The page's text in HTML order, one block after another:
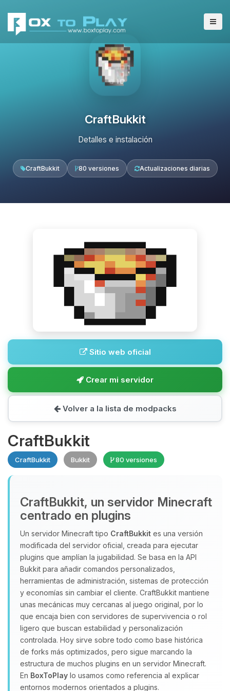
CraftBukkit
Detalles e instalación
CraftBukkit 80 versiones Actualizaciones diarias
Sitio web oficial
Crear mi servidor
Volver a la lista de modpacks
CraftBukkit
CraftBukkit Bukkit 80 versiones
CraftBukkit, un servidor Minecraft
centrado en plugins
Un servidor Minecraft tipo CraftBukkit es una versión
modificada del servidor oficial, creada para ejecutar
plugins que amplían la jugabilidad. Se basa en la API
Bukkit para añadir comandos personalizados,
herramientas de administración, sistemas de protección
y economías sin cambiar el cliente. CraftBukkit mantiene
unas mecánicas muy cercanas al juego original, por lo
que encaja bien con servidores de supervivencia o rol
ligero que buscan estabilidad y personalización
controlada. Hoy sirve sobre todo como base histórica
de forks más optimizados, pero sigue marcando la
estructura de muchos plugins en un servidor Minecraft.
En BoxToPlay lo usamos como referencia al explicar
entornos modernos orientados a plugins.
Yupi, por fin alguien con quien
hablar! Soy Choupy, tu pequeno
asistente de BoxToPlay. Cuentame
que necesitas y moveré mis
pequenos circuitos para ayudarte.
06/08/2026 21:38